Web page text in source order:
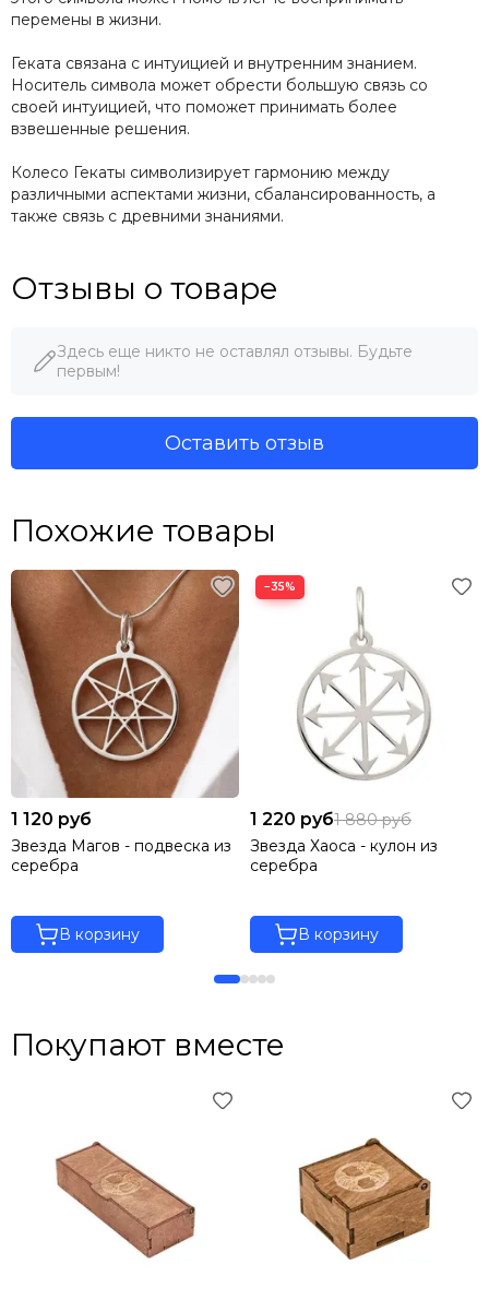
перемены в жизни.
Геката связана с интуицией и внутренним знанием.
Носитель символа может обрести большую связь со
своей интуицией, что поможет принимать более
взвешенные решения.
Колесо Гекаты символизирует гармонию между
различными аспектами жизни, сбалансированность, а
также связь с древними знаниями.
Отзывы о товаре
Здесь еще никто не оставлял отзывы. Будьте
первым!
Оставить отзыв
Похожие товары
1 120 руб
Звезда Магов - подвеска из
серебра
В корзину
−35%
1 220 руб1 880 руб
Звезда Хаоса - кулон из
серебра
В корзину
Покупают вместе